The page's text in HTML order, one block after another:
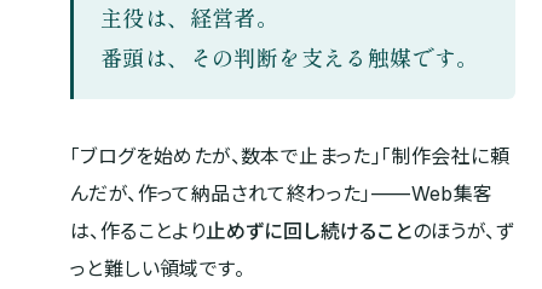
主役は、経営者。
番頭は、その判断を支える触媒です。
「ブログを始めたが、数本で止まった」「制作会社に頼
んだが、作って納品されて終わった」——Web集客
は、作ることより止めずに回し続けることのほうが、ず
っと難しい領域です。